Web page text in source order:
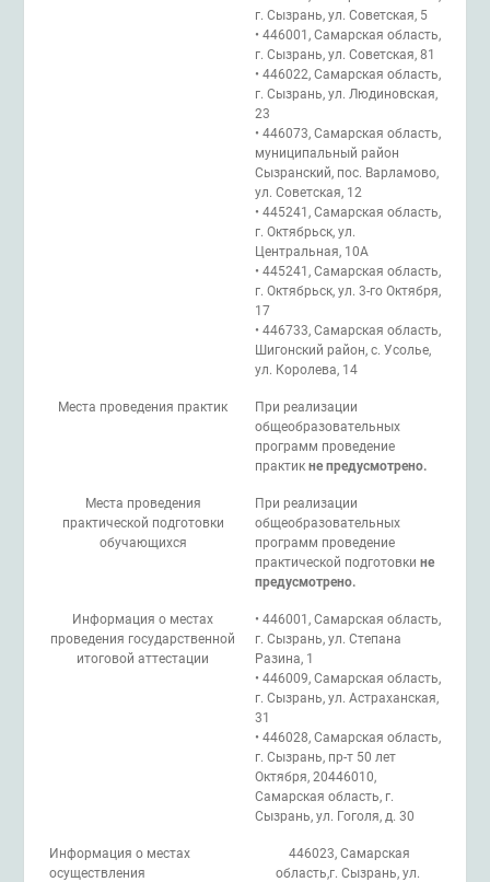
г. Сызрань, ул. Советская, 5
• 446001, Самарская область,
г. Сызрань, ул. Советская, 81
• 446022, Самарская область,
г. Сызрань, ул. Людиновская,
23
• 446073, Самарская область,
муниципальный район
Сызранский, пос. Варламово,
ул. Советская, 12
• 445241, Самарская область,
г. Октябрьск, ул.
Центральная, 10А
• 445241, Самарская область,
г. Октябрьск, ул. 3-го Октября,
17
• 446733, Самарская область,
Шигонский район, с. Усолье,
ул. Королева, 14
Места проведения практик
При реализации
общеобразовательных
программ проведение
практик не предусмотрено.
Места проведения
практической подготовки
обучающихся
При реализации
общеобразовательных
программ проведение
практической подготовки не
предусмотрено.
Информация о местах
проведения государственной
итоговой аттестации
• 446001, Самарская область,
г. Сызрань, ул. Степана
Разина, 1
• 446009, Самарская область,
г. Сызрань, ул. Астраханская,
31
• 446028, Самарская область,
г. Сызрань, пр-т 50 лет
Октября, 20446010,
Самарская область, г.
Сызрань, ул. Гоголя, д. 30
Информация о местах
осуществления
446023, Самарская
область,г. Сызрань, ул.